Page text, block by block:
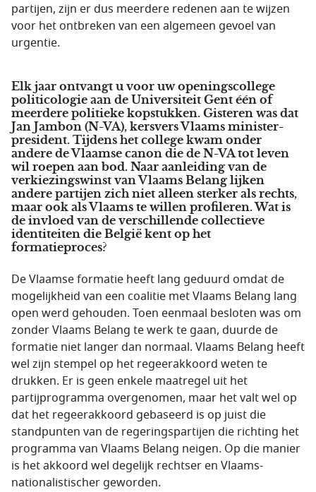
partijen, zijn er dus meerdere redenen aan te wijzen
voor het ontbreken van een algemeen gevoel van
urgentie.
Elk jaar ontvangt u voor uw openingscollege
politicologie aan de Universiteit Gent één of
meerdere politieke kopstukken. Gisteren was dat
Jan Jambon (N-VA), kersvers Vlaams minister-
president. Tijdens het college kwam onder
andere de Vlaamse canon die de N-VA tot leven
wil roepen aan bod. Naar aanleiding van de
verkiezingswinst van Vlaams Belang lijken
andere partijen zich niet alleen sterker als rechts,
maar ook als Vlaams te willen profileren. Wat is
de invloed van de verschillende collectieve
identiteiten die België kent op het
formatieproces?
De Vlaamse formatie heeft lang geduurd omdat de
mogelijkheid van een coalitie met Vlaams Belang lang
open werd gehouden. Toen eenmaal besloten was om
zonder Vlaams Belang te werk te gaan, duurde de
formatie niet langer dan normaal. Vlaams Belang heeft
wel zijn stempel op het regeerakkoord weten te
drukken. Er is geen enkele maatregel uit het
partijprogramma overgenomen, maar het valt wel op
dat het regeerakkoord gebaseerd is op juist die
standpunten van de regeringspartijen die richting het
programma van Vlaams Belang neigen. Op die manier
is het akkoord wel degelijk rechtser en Vlaams-
nationalistischer geworden.